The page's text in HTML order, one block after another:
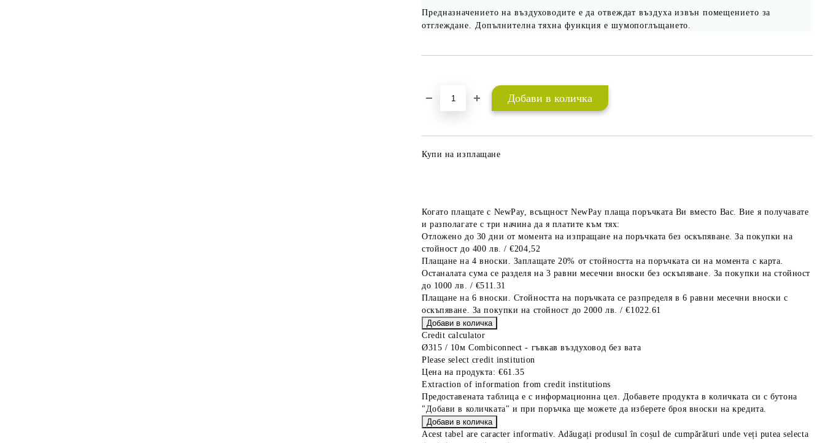
Предназначението на въздуховодите е да отвеждат въздуха извън помещението за
отглеждане. Допълнителна тяхна функция е шумопоглъщането.
Купи на изплащане
Когато плащате с NewPay, всъщност NewPay плаща поръчката Ви вместо Вас. Вие я получавате
и разполагате с три начина да я платите към тях:
Отложено до 30 дни от момента на изпращане на поръчката без оскъпяване. За покупки на
стойност до 400 лв. / €204,52
Плащане на 4 вноски. Заплащате 20% от стойността на поръчката си на момента с карта.
Останалата сума се разделя на 3 равни месечни вноски без оскъпяване. За покупки на стойност
до 1000 лв. / €511.31
Плащане на 6 вноски. Стойността на поръчката се разпределя в 6 равни месечни вноски с
оскъпяване. За покупки на стойност до 2000 лв. / €1022.61
Credit calculator
Ø315 / 10м Combiconnect - гъвкав въздуховод без вата
Please select credit institution
Цена на продукта: €61.35
Extraction of information from credit institutions
Предоставената таблица е с информационна цел. Добавете продукта в количката си с бутона
"Добави в количката" и при поръчка ще можете да изберете броя вноски на кредита.
Acest tabel are caracter informativ. Adăugați produsul în coșul de cumpărături unde veți putea selecta